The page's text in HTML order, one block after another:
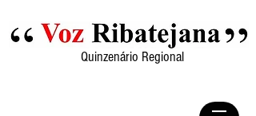
Quinzenário Regional